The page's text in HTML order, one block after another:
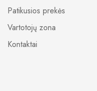
Patikusios prekės
Vartotojų zona
Kontaktai